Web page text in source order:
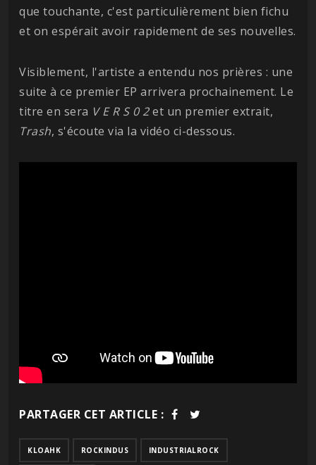
que touchante, c'est particulièrement bien fichu
et on espérait avoir rapidement de ses nouvelles.
Visiblement, l'artiste a entendu nos prières : une
suite à ce premier EP arrivera prochainement. Le
titre en sera V E R S 0 2et un premier extrait,
Trash, s'écoute via la vidéo ci-dessous.
PARTAGER CET ARTICLE :
KLOAHK ROCKINDUS INDUSTRIALROCK